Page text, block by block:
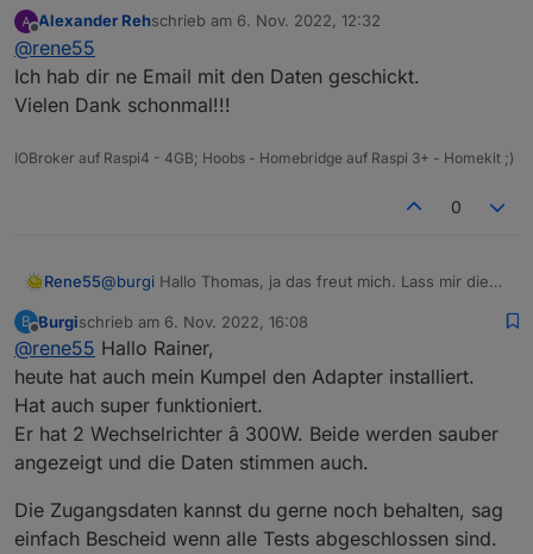
Balkonkraftwerke". Aber der Adapter ist schon um
Daten anraschy@gmx.de. Ich schau dann mal.
Offline
Alexander Rehschrieb am 6. Nov. 2022, 12:32
zuletzt editiert von
@rene55
Ich hab dir ne Email mit den Daten geschickt.
Vielen Dank schonmal!!!
IOBroker auf Raspi4 - 4GB; Hoobs - Homebridge auf Raspi 3+ - Homekit ;)
0
Rene55@burgi Hallo Thomas, ja das freut mich. Lass mir die
noch Gegenchecken muss, ob es noch irgendwelche
Seiteneffekte mit 'Non-Business' oder Hybridanlagen
gibt.
LG Rainer
B
Offline
Burgischrieb am 6. Nov. 2022, 16:08
zuletzt editiert von
@rene55 Hallo Rainer,
heute hat auch mein Kumpel den Adapter installiert.
Hat auch super funktioniert.
Er hat 2 Wechselrichter â 300W. Beide werden sauber
angezeigt und die Daten stimmen auch.
Die Zugangsdaten kannst du gerne noch behalten, sag
einfach Bescheid wenn alle Tests abgeschlossen sind.